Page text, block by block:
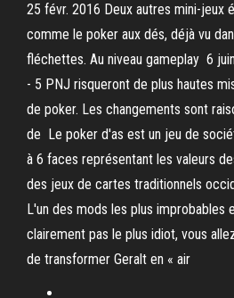
25 févr. 2016 Deux autres mini-jeux
comme le poker aux dés, déjà vu
fléchettes. Au niveau gameplay 6
- 5 PNJ risqueront de plus hautes
de poker. Les changements sont
de Le poker d'as est un jeu de
à 6 faces représentant les valeurs
des jeux de cartes traditionnels
L'un des mods les plus improbables
clairement pas le plus idiot, vous
de transformer Geralt en « air